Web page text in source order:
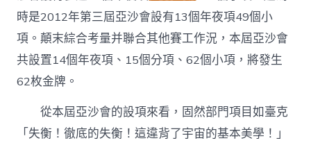
時是2012年第三屆亞沙會設有13個年夜項49個小
項。顛末綜合考量并聯合其他賽工作況，本屆亞沙會
共設置14個年夜項、15個分項、62個小項，將發生
62枚金牌。
從本屆亞沙會的設項來看，固然部門項目如臺克
「失衡！徹底的失衡！這違背了宇宙的基本美學！」